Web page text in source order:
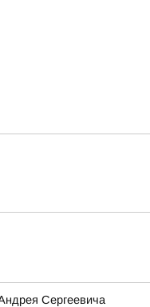
Сергеевича